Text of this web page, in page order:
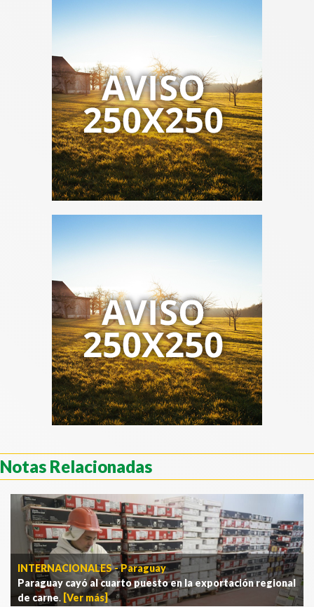
Notas Relacionadas
INTERNACIONALES - Paraguay
Paraguay cayó al cuarto puesto en la exportación regional
de carne. [Ver más]